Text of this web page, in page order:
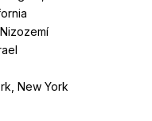
New York